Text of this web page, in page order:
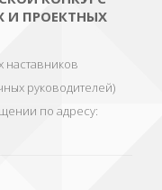
И ПРОЕКТНЫХ
наставников
руководителей)
по адресу: